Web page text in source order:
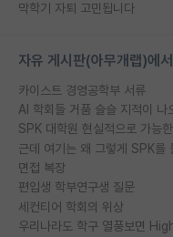
막학기 자퇴 고민됩니다
자유 게시판(아무개랩)에
카이스트 경영공학부 서류
AI 학회들 거품 슬슬 지적이 나
SPK 대학원 현실적으로 가능
근데 여기는 왜 그렇게 SPK를
면접 복장
편입생 학부연구생 질문
세컨티어 학회의 위상